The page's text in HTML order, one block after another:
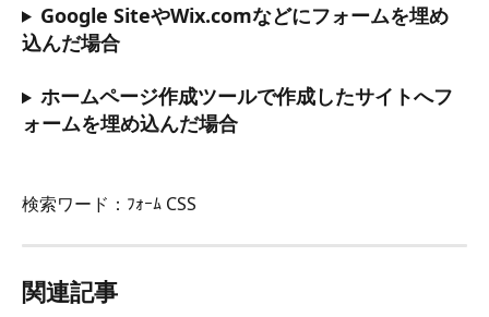
Google SiteやWix.comなどにフォームを埋め
込んだ場合
ホームページ作成ツールで作成したサイトへフ
ォームを埋め込んだ場合
検索ワード：ﾌｫｰﾑ CSS
関連記事